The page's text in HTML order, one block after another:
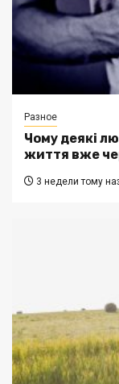
Разное
Чому деякі
життя вже
3 недели тому